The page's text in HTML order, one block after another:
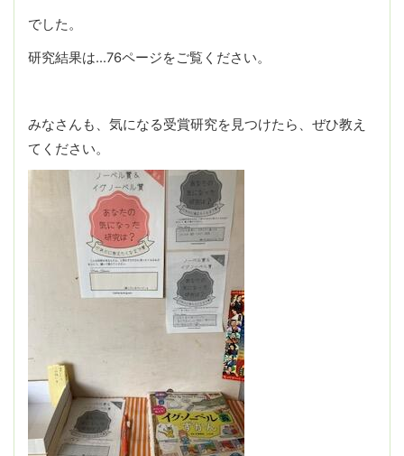
でした。
研究結果は…76ページをご覧ください。
みなさんも、気になる受賞研究を見つけたら、ぜひ教え
てください。